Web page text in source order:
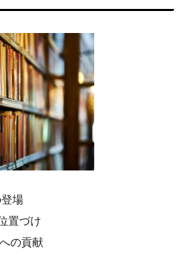
場
置づけ
の貢献